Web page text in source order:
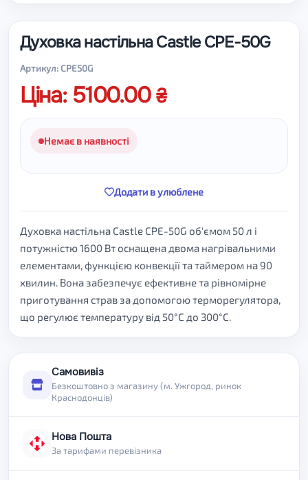
Духовка настільна Castle CPE-50G
Артикул: CPE50G
Ціна: 5100.00
Немає в наявності
Додати в улюблене
Духовка настільна Castle CPE-50G об'ємом 50 л і
потужністю 1600 Вт оснащена двома нагрівальними
елементами, функцією конвекції та таймером на 90
хвилин. Вона забезпечує ефективне та рівномірне
приготування страв за допомогою терморегулятора,
що регулює температуру від 50°C до 300°C.
Самовивіз
Безкоштовно з магазину (м. Ужгород, ринок
Краснодонців)
Нова Пошта
За тарифами перевізника